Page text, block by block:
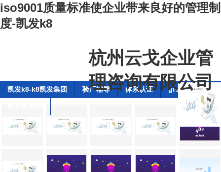
iso9001质量标准使企业带来良好的管理制
度-凯发k8
杭州云戈企业管
理咨询有限公司
凯发k8-k8凯发集团 验厂辅导 体系认证 gfsi全球食品安